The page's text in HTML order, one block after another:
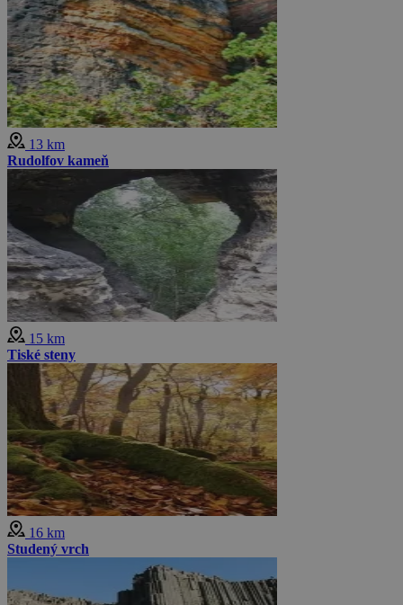
13 km
Rudolfov kameň
15 km
Tiské steny
16 km
Studený vrch